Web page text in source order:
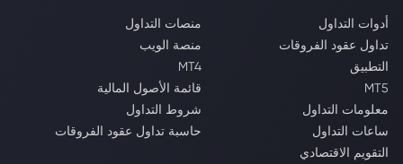
أدوات التداول
منصات التداول
تداول عقود الفروقات
منصة الويب
التطبيق
MT4
MT5
قائمة الأصول المالية
معلومات التداول
شروط التداول
ساعات التداول
حاسبة تداول عقود الفروقات
التقويم الاقتصادي